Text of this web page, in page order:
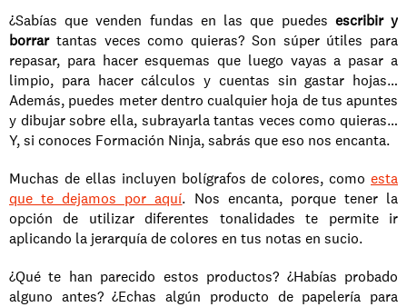
¿Sabías que venden fundas en las que puedes escribir y
borrar tantas veces como quieras? Son súper útiles para
repasar, para hacer esquemas que luego vayas a pasar a
limpio, para hacer cálculos y cuentas sin gastar hojas…
Además, puedes meter dentro cualquier hoja de tus apuntes
y dibujar sobre ella, subrayarla tantas veces como quieras…
Y, si conoces Formación Ninja, sabrás que eso nos encanta.
Muchas de ellas incluyen bolígrafos de colores, como esta
que te dejamos por aquí. Nos encanta, porque tener la
opción de utilizar diferentes tonalidades te permite ir
aplicando la jerarquía de colores en tus notas en sucio.
¿Qué te han parecido estos productos? ¿Habías probado
alguno antes? ¿Echas algún producto de papelería para